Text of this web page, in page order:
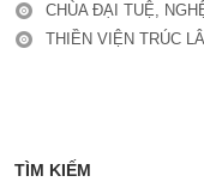
CHÙA ĐẠI TUỆ,
THIỀN VIỆN TRÚC
TÌM KIẾM